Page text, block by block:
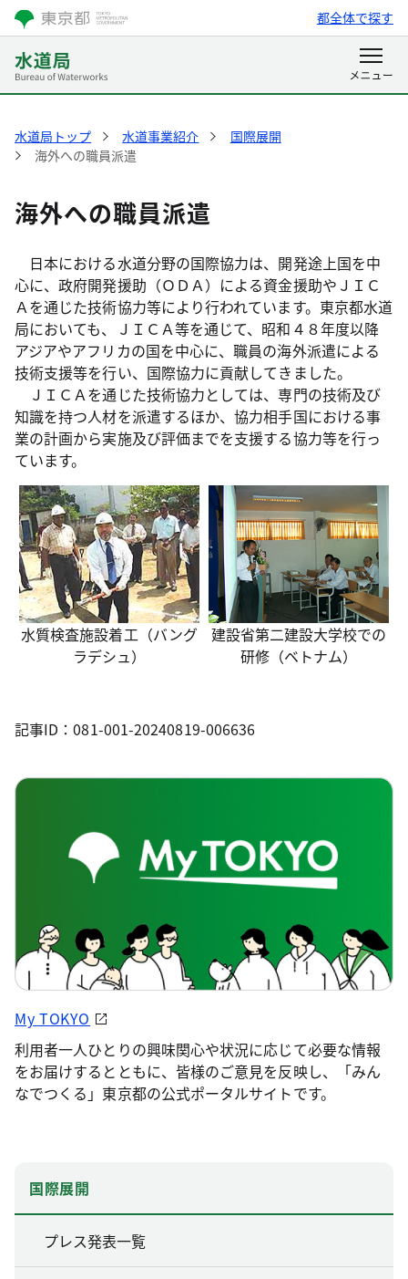
都全体で探す
水道局トップ 水道事業紹介
国際展開
海外への職員派遣
海外への職員派遣
日本における水道分野の国際協力は、開発途上国を中
心に、政府開発援助（ＯＤＡ）による資金援助やＪＩＣ
Ａを通じた技術協力等により行われています。東京都水道
局においても、ＪＩＣＡ等を通じて、昭和４８年度以降
アジアやアフリカの国を中心に、職員の海外派遣による
技術支援等を行い、国際協力に貢献してきました。
ＪＩＣＡを通じた技術協力としては、専門の技術及び
知識を持つ人材を派遣するほか、協力相手国における事
業の計画から実施及び評価までを支援する協力等を行っ
ています。
水質検査施設着工（バング
ラデシュ）
建設省第二建設大学校での
研修（ベトナム）
記事ID：081-001-20240819-006636
My TOKYO
利用者一人ひとりの興味関心や状況に応じて必要な情報
をお届けするとともに、皆様のご意見を反映し、「みん
なでつくる」東京都の公式ポータルサイトです。
国際展開
プレス発表一覧